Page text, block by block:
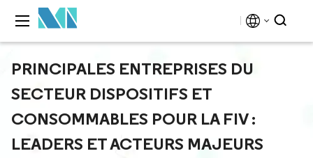
PRINCIPALES ENTREPRISES DU
SECTEUR DISPOSITIFS ET
CONSOMMABLES POUR LA FIV :
LEADERS ET ACTEURS MAJEURS